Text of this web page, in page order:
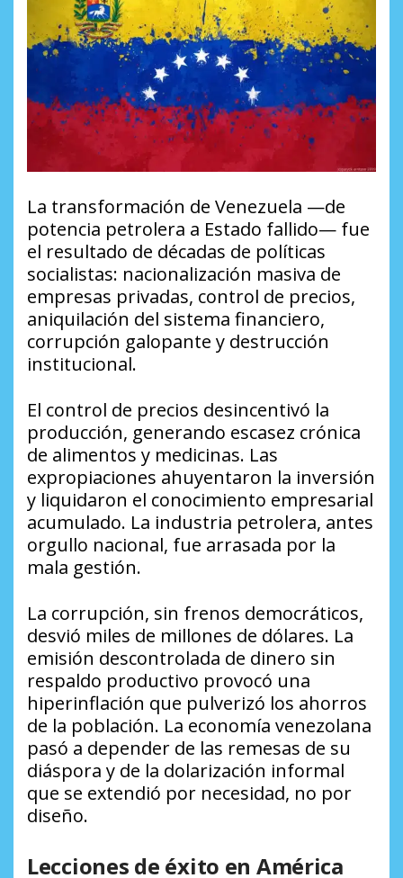
La transformación de Venezuela —de
potencia petrolera a Estado fallido— fue
el resultado de décadas de políticas
socialistas: nacionalización masiva de
empresas privadas, control de precios,
aniquilación del sistema financiero,
corrupción galopante y destrucción
institucional.
El control de precios desincentivó la
producción, generando escasez crónica
de alimentos y medicinas. Las
expropiaciones ahuyentaron la inversión
y liquidaron el conocimiento empresarial
acumulado. La industria petrolera, antes
orgullo nacional, fue arrasada por la
mala gestión.
La corrupción, sin frenos democráticos,
desvió miles de millones de dólares. La
emisión descontrolada de dinero sin
respaldo productivo provocó una
hiperinflación que pulverizó los ahorros
de la población. La economía venezolana
pasó a depender de las remesas de su
diáspora y de la dolarización informal
que se extendió por necesidad, no por
diseño.
Lecciones de éxito en América